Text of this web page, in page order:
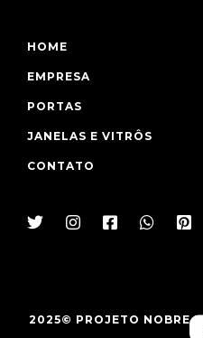
HOME
EMPRESA
PORTAS
JANELAS E VITRÔS
CONTATO
2025© PROJETO NOBRE